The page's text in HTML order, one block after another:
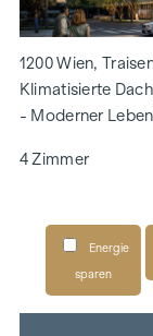
1200 Wien,
Klimatisierte
- Moderner
4 Zimmer
Energie
sparen